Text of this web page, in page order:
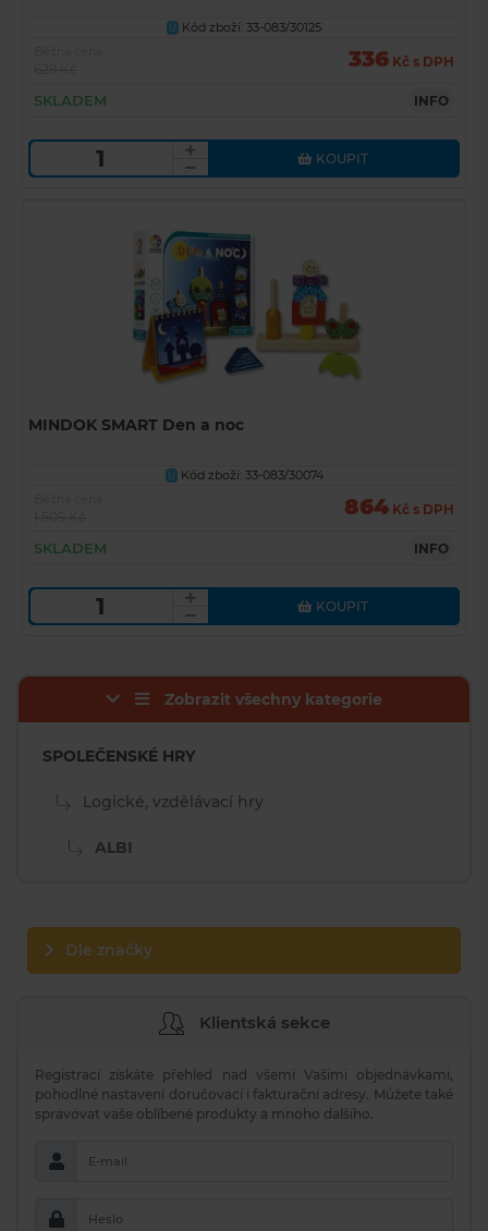
U
Kód zboží: 33-083/30125
336 Kč s DPH
SKLADEM INFO
KOUPIT
MINDOK SMART Den a noc
U Kód zboží: 33-083/30074
864 Kč s DPH
SKLADEM INFO
KOUPIT
Zobrazit všechny kategorie
SPOLEČENSKÉ HRY
Logické, vzdělávací hry
ALBI
Dle značky
Klientská sekce
Registrací získáte přehled nad všemi Vašimi objednávkami,
pohodlné nastavení doručovací i fakturační adresy. Můžete také
spravovat vaše oblíbené produkty a mnoho dalšího.
E-mail
Heslo